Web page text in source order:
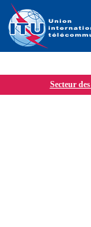
Secteur